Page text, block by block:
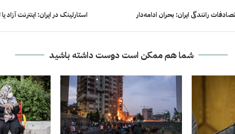
استارلینک در ایران: اینترنت آزاد
شما هم ممکن است دوست داشته باشید